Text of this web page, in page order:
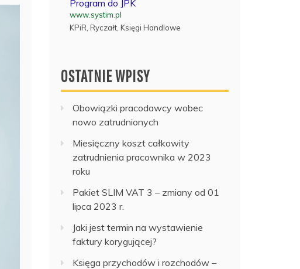
Program do JPK
www.systim.pl
KPiR, Ryczałt, Księgi Handlowe
OSTATNIE WPISY
Obowiązki pracodawcy wobec
nowo zatrudnionych
Miesięczny koszt całkowity
zatrudnienia pracownika w 2023
roku
Pakiet SLIM VAT 3 – zmiany od 01
lipca 2023 r.
Jaki jest termin na wystawienie
faktury korygującej?
Księga przychodów i rozchodów –